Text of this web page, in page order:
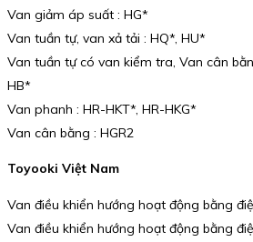
Van giảm áp suất : HG*
Van tuần tự, van xả tải : HQ*, HU*
Van tuần tự có van kiểm tra, Van cân
HB*
Van phanh : HR-HKT*, HR-HKG*
Van cân bằng : HGR2
Toyooki Việt Nam
Van điều khiển hướng hoạt động bằng
Van điều khiển hướng hoạt động bằng